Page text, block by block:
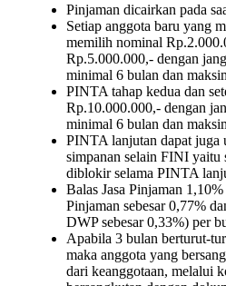
Pinjaman dicairkan pada
Setiap anggota baru yang
memilih nominal
Rp.5.000.000,- dengan
minimal 6 bulan dan
PINTA tahap kedua dan
Rp.10.000.000,- dengan
minimal 6 bulan dan
PINTA lanjutan dapat juga
simpanan selain FINI yaitu
diblokir selama PINTA
Balas Jasa Pinjaman
Pinjaman sebesar 0,77%
DWP sebesar 0,33%) per
Apabila 3 bulan berturut-
maka anggota yang
dari keanggotaan, melalui